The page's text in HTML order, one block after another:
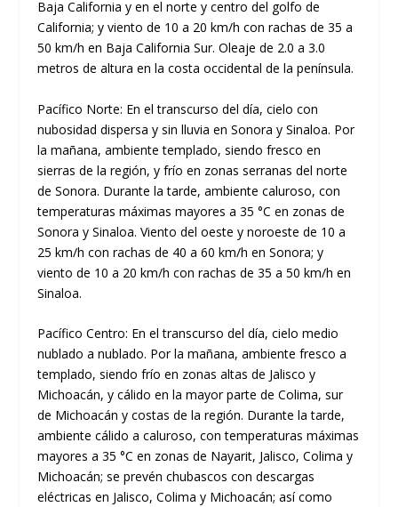
Baja California y en el norte y centro del golfo de
California; y viento de 10 a 20 km/h con rachas de 35 a
50 km/h en Baja California Sur. Oleaje de 2.0 a 3.0
metros de altura en la costa occidental de la península.
Pacífico Norte: En el transcurso del día, cielo con
nubosidad dispersa y sin lluvia en Sonora y Sinaloa. Por
la mañana, ambiente templado, siendo fresco en
sierras de la región, y frío en zonas serranas del norte
de Sonora. Durante la tarde, ambiente caluroso, con
temperaturas máximas mayores a 35 °C en zonas de
Sonora y Sinaloa. Viento del oeste y noroeste de 10 a
25 km/h con rachas de 40 a 60 km/h en Sonora; y
viento de 10 a 20 km/h con rachas de 35 a 50 km/h en
Sinaloa.
Pacífico Centro: En el transcurso del día, cielo medio
nublado a nublado. Por la mañana, ambiente fresco a
templado, siendo frío en zonas altas de Jalisco y
Michoacán, y cálido en la mayor parte de Colima, sur
de Michoacán y costas de la región. Durante la tarde,
ambiente cálido a caluroso, con temperaturas máximas
mayores a 35 °C en zonas de Nayarit, Jalisco, Colima y
Michoacán; se prevén chubascos con descargas
eléctricas en Jalisco, Colima y Michoacán; así como